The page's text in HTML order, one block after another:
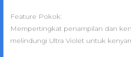
Feature Pokok:
Mempertingkat penampilan dan
melindungi Ultra Violet untuk